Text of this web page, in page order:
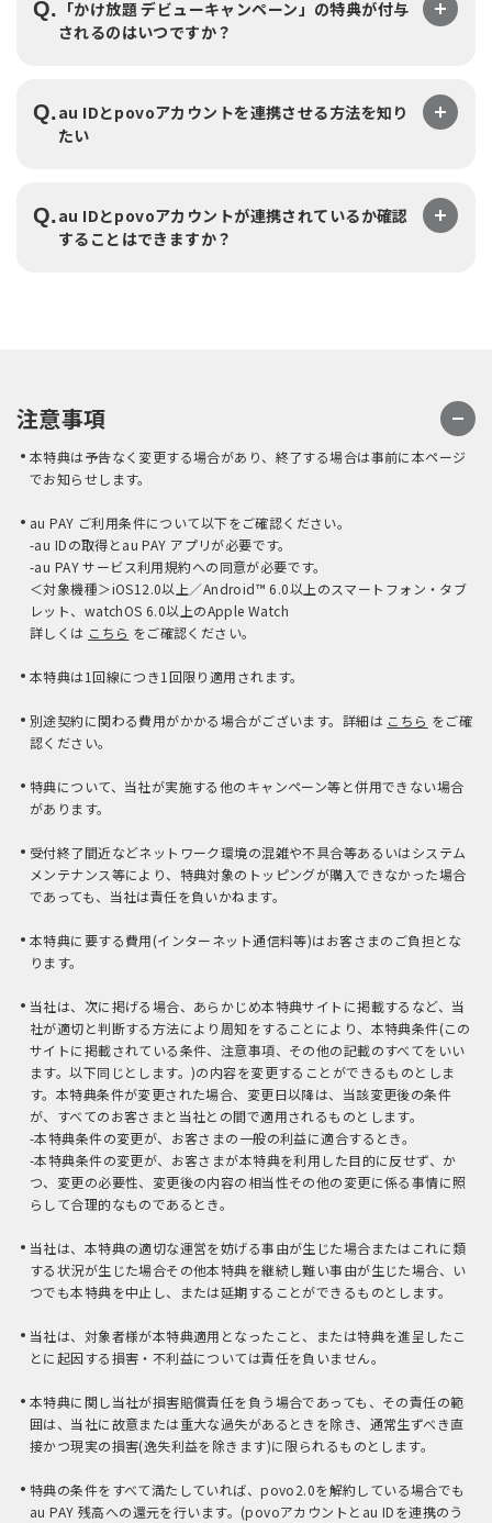
Q. 「かけ放題 デビューキャンペーン」の特典が付与
されるのはいつですか？
Q.au IDとpovoアカウントを連携させる方法を知り
たい
Q.au IDとpovoアカウントが連携されているか確認
することはできますか？
注意事項
本特典は予告なく変更する場合があり、終了する場合は事前に本ページ
でお知らせします。
au PAY ご利用条件について以下をご確認ください。
-au IDの取得とau PAY アプリが必要です。
-au PAY サービス利用規約への同意が必要です。
＜対象機種＞iOS12.0以上／Android™ 6.0以上のスマートフォン・タブ
レット、watchOS 6.0以上のApple Watch
詳しくは こちら をご確認ください。
本特典は1回線につき1回限り適用されます。
別途契約に関わる費用がかかる場合がございます。詳細は こちら をご確
認ください。
特典について、当社が実施する他のキャンペーン等と併用できない場合
があります。
受付終了間近などネットワーク環境の混雑や不具合等あるいはシステム
メンテナンス等により、特典対象のトッピングが購入できなかった場合
であっても、当社は責任を負いかねます。
本特典に要する費用(インターネット通信料等)はお客さまのご負担とな
ります。
当社は、次に掲げる場合、あらかじめ本特典サイトに掲載するなど、当
社が適切と判断する方法により周知をすることにより、本特典条件(この
サイトに掲載されている条件、注意事項、その他の記載のすべてをいい
ます。以下同じとします。)の内容を変更することができるものとしま
す。本特典条件が変更された場合、変更日以降は、当該変更後の条件
が、すべてのお客さまと当社との間で適用されるものとします。
-本特典条件の変更が、お客さまの一般の利益に適合するとき。
-本特典条件の変更が、お客さまが本特典を利用した目的に反せず、か
つ、変更の必要性、変更後の内容の相当性その他の変更に係る事情に照
らして合理的なものであるとき。
当社は、本特典の適切な運営を妨げる事由が生じた場合またはこれに類
する状況が生じた場合その他本特典を継続し難い事由が生じた場合、い
つでも本特典を中止し、または延期することができるものとします。
当社は、対象者様が本特典適用となったこと、または特典を進呈したこ
とに起因する損害・不利益については責任を負いません。
本特典に関し当社が損害賠償責任を負う場合であっても、その責任の範
囲は、当社に故意または重大な過失があるときを除き、通常生ずべき直
接かつ現実の損害(逸失利益を除きます)に限られるものとします。
特典の条件をすべて満たしていれば、povo2.0を解約している場合でも
au PAY 残高への還元を行います。(povoアカウントとau IDを連携のう